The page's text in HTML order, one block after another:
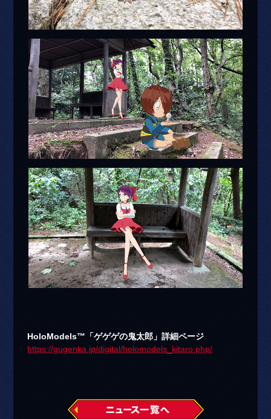
HoloModels™「ゲゲゲの鬼太郎」詳細ページ
https://gugenka.jp/digital/holomodels_kitaro.php/